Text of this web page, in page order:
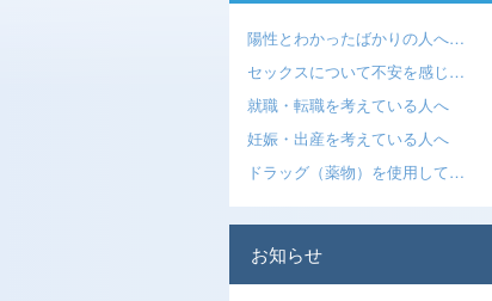
陽性とわかったばかりの人へ…
セックスについて不安を感じ…
就職・転職を考えている人へ
妊娠・出産を考えている人へ
ドラッグ（薬物）を使用して…
お知らせ